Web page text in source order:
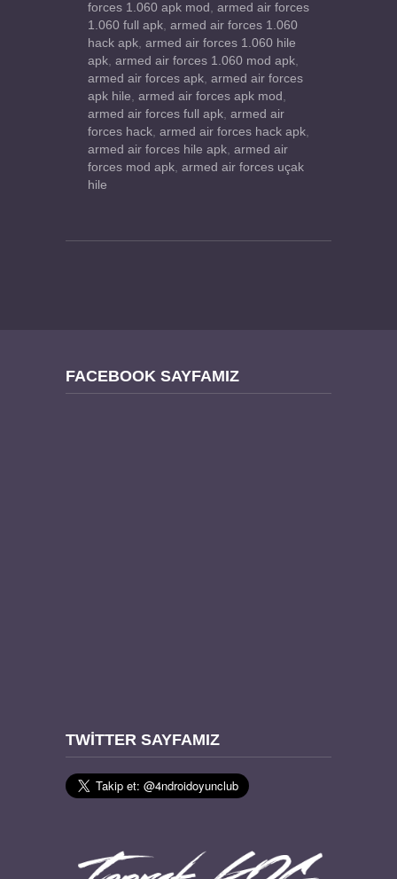
forces 1.060 apk mod
armed air forces
1.060 full apk armed air forces 1.060
hack apk armed air forces 1.060 hile
apk armed air forces 1.060 mod apk
armed air forces apk armed air forces
apk hile armed air forces apk mod
armed air forces full apk armed air
forces hack armed air forces hack apk
armed air forces hile apk armed air
forces mod apk armed air forces uçak
hile
FACEBOOK SAYFAMIZ
TWITTER SAYFAMIZ